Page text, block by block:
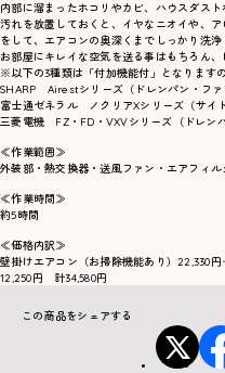
内部に溜まったホコリやカビ、ハウスダスト
汚れを放置しておくと、イヤなニオイや、
をして、エアコンの奥深くまでしっかり洗浄
お部屋にキレイな空気を送る事はもちろん
※以下の3種類は「付加機能付」となります
SHARP Airestシリーズ（ドレンパン・ファ
富士通ゼネラル ノクリアXシリーズ（サイ
三菱電機 FZ・FD・VXVシリーズ（ドレンパ
≪作業範囲≫
外装部・熱交換器・送風ファン・エアフィル
≪作業時間≫
約5時間
≪価格内訳≫
壁掛けエアコン（お掃除機能あり）22,330
12,250円 計34,580円
この商品をシェアする